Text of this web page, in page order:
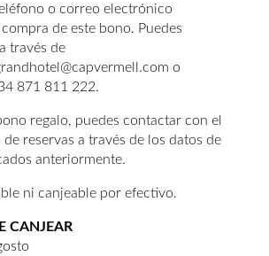
o correo electrónico
de este bono. Puedes
través de
o
871 811 222.
regalo, puedes contactar con el
reservas a través de los datos de
anteriormente.
ni canjeable por efectivo.
CANJEAR